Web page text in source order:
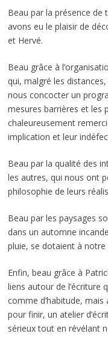
Beau par la présence
avons eu le plaisir de
et Hervé.
Beau grâce à
qui, malgré les
nous concocter un
mesures barrières et les
chaleureusement
implication et leur
Beau par la qualité des
les autres, qui nous ont
philosophie de leurs
Beau par les paysages
dans un automne
pluie, se dotaient à
Enfin, beau grâce à
liens autour de l’écriture
comme d’habitude,
pour finir, un atelier
sérieux tout en révélant